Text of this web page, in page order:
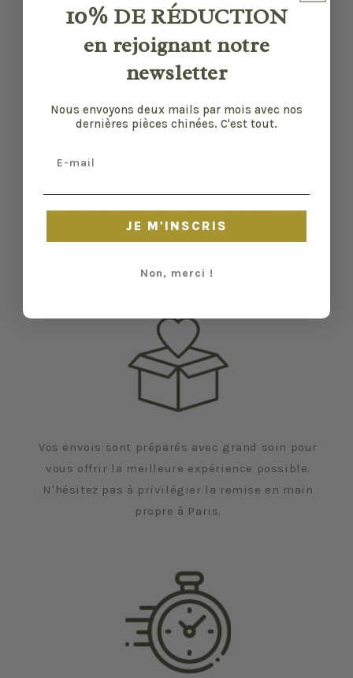
Nos pièces sont sélectionnées pour leur bon
en a. Malgré tout, elles ont vécu d'autres vies
et certaines traces du temps peuvent nous
Vos envois sont préparés avec grand soin pour
vous offrir la meilleure expérience possible.
N'hésitez pas à privilégier la remise en main
propre à Paris.
10% DE RÉDUCTION
en rejoignant notre
newsletter
Nous envoyons deux mails par mois avec nos
dernières pièces chinées. C'est tout.
JE M'INSCRIS
Non, merci !